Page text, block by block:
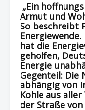
Verlag
„Ein
Armut und
So beschreibt
hat die
geholfen,
Energie
Gegenteil: Die
abhängig von
Kohle aus
der Straße